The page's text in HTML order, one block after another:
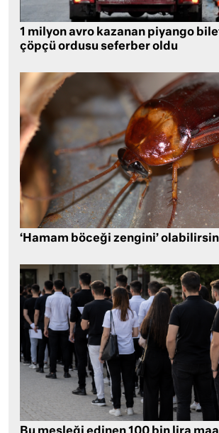
1 milyon avro kazanan piyango
çöpçü ordusu seferber oldu
‘Hamam böceği zengini’